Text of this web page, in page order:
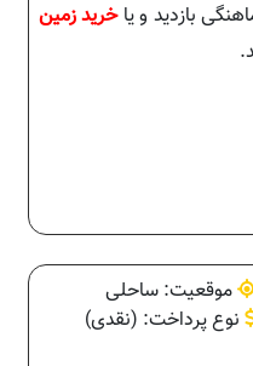
بازدید و یاخرید زمین
موقعیت: ساحلی
نوع پرداخت: (نقدی)